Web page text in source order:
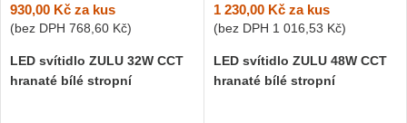
930,00 Kč za kus
(bez DPH 768,60 Kč)
LED svítidlo ZULU 32W CCT
hranaté bílé stropní
1 230,00 Kčza kus
(bez DPH 1 016,53 Kč)
LED svítidlo ZULU 48W CCT
hranaté bílé stropní